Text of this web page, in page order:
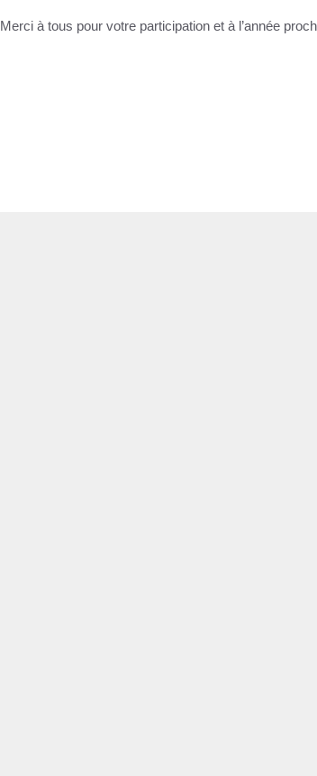
Merci à tous pour votre participation et à l’année